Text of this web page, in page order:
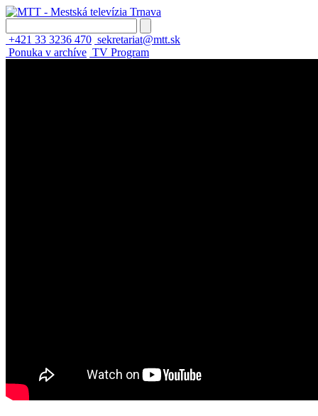
+421 33 3236 470 sekretariat@mtt.sk
Ponuka v archíve TV Program